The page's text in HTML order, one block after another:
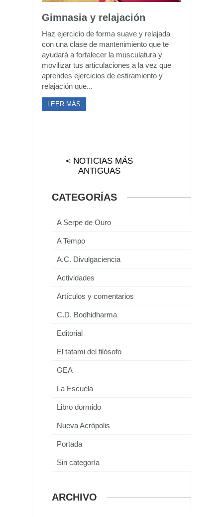
Gimnasia y relajación
Haz ejercicio de forma suave y relajada
con una clase de mantenimiento que te
ayudará a fortalecer la musculatura y
movilizar tus articulaciones a la vez que
aprendes ejercicios de estiramiento y
relajación que...
LEER MÁS
< NOTICIAS MÁS
ANTIGUAS
CATEGORÍAS
A Serpe de Ouro
A Tempo
A.C. Divulgaciencia
Actividades
Artículos y comentarios
C.D. Bodhidharma
Editorial
El tatami del filósofo
GEA
La Escuela
Libro dormido
Nueva Acrópolis
Portada
Sin categoría
ARCHIVO